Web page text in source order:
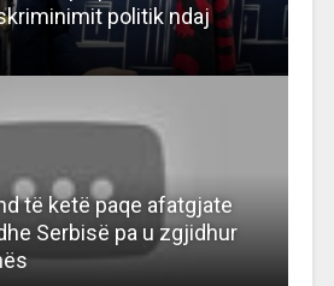
politik ndaj
të ketë paqe afatgjate
Serbisë pa u zgjidhur